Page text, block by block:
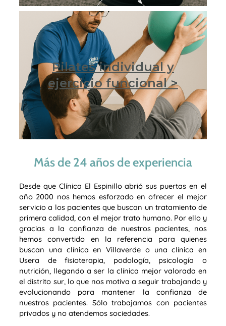
Pilates individual y
ejercicio funcional >
Más de 24 años de experiencia
Desde que Clínica El Espinillo abrió sus puertas en el
año 2000 nos hemos esforzado en ofrecer el mejor
servicio a los pacientes que buscan un tratamiento de
primera calidad, con el mejor trato humano. Por ello y
gracias a la confianza de nuestros pacientes, nos
hemos convertido en la referencia para quienes
buscan una clínica en Villaverde o una clínica en
Usera de fisioterapia, podología, psicología o
nutrición, llegando a ser la clínica mejor valorada en
el distrito sur, lo que nos motiva a seguir trabajando y
evolucionando para mantener la confianza de
nuestros pacientes. Sólo trabajamos con pacientes
privados y no atendemos sociedades.